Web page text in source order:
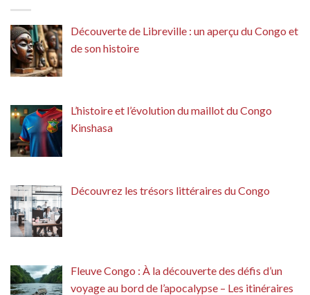
Découverte de Libreville : un aperçu du Congo et
de son histoire
L’histoire et l’évolution du maillot du Congo
Kinshasa
Découvrez les trésors littéraires du Congo
Fleuve Congo : À la découverte des défis d’un
voyage au bord de l’apocalypse – Les itinéraires